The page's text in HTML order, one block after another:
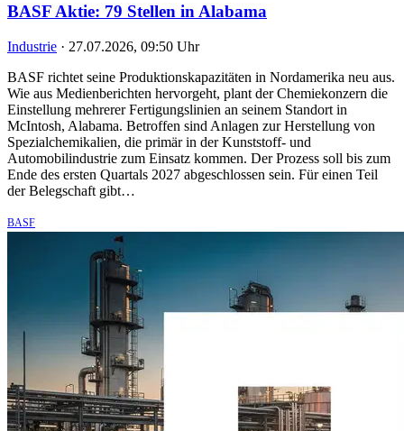
BASF Aktie: 79 Stellen in Alabama
Industrie · 27.07.2026, 09:50 Uhr
BASF richtet seine Produktionskapazitäten in Nordamerika neu aus.
Wie aus Medienberichten hervorgeht, plant der Chemiekonzern die
Einstellung mehrerer Fertigungslinien an seinem Standort in
McIntosh, Alabama. Betroffen sind Anlagen zur Herstellung von
Spezialchemikalien, die primär in der Kunststoff- und
Automobilindustrie zum Einsatz kommen. Der Prozess soll bis zum
Ende des ersten Quartals 2027 abgeschlossen sein. Für einen Teil
der Belegschaft gibt…
BASF